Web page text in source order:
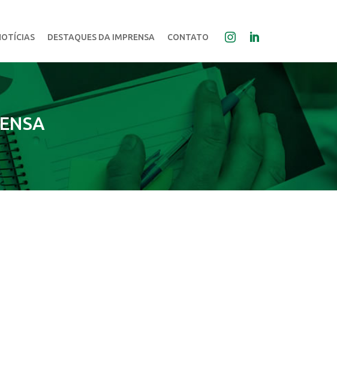
DESTAQUES DA IMPRENSA CONTATO